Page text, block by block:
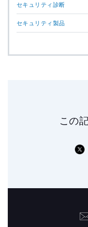
セキュリティ診断
セキュリティ製品
この